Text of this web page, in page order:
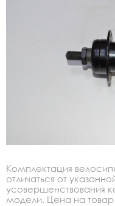
Комплектация
отличаться от
усовершенствования
модели. Цена на товар